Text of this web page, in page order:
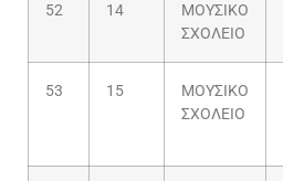
52 14
ΜΟΥΣΙΚΟ
ΣΧΟΛΕΙΟ
53 15
ΜΟΥΣΙΚΟ
ΣΧΟΛΕΙΟ